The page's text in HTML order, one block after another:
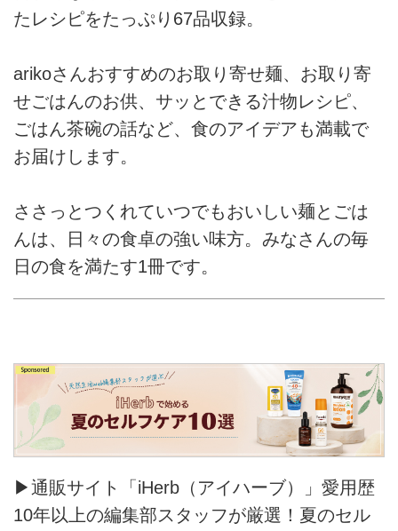
たレシピをたっぷり67品収録。
arikoさんおすすめのお取り寄せ麺、お取り寄
せごはんのお供、サッとできる汁物レシピ、
ごはん茶碗の話など、食のアイデアも満載で
お届けします。
ささっとつくれていつでもおいしい麺とごは
んは、日々の食卓の強い味方。みなさんの毎
日の食を満たす1冊です。
▶通販サイト「iHerb（アイハーブ）」愛用歴
10年以上の編集部スタッフが厳選！夏のセル